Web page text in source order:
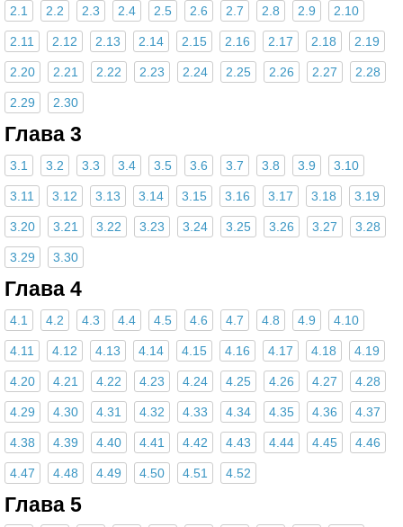
2.1 2.2 2.3 2.4 2.5 2.6 2.7 2.8 2.9 2.10
2.11 2.12 2.13 2.14 2.15 2.16 2.17 2.18 2.19
2.20 2.21 2.22 2.23 2.24 2.25 2.26 2.27 2.28
2.29 2.30
Глава 3
3.1 3.2 3.3 3.4 3.5 3.6 3.7 3.8 3.9 3.10
3.11 3.12 3.13 3.14 3.15 3.16 3.17 3.18 3.19
3.20 3.21 3.22 3.23 3.24 3.25 3.26 3.27 3.28
3.29 3.30
Глава 4
4.1 4.2 4.3 4.4 4.5 4.6 4.7 4.8 4.9 4.10
4.11 4.12 4.13 4.14 4.15 4.16 4.17 4.18 4.19
4.20 4.21 4.22 4.23 4.24 4.25 4.26 4.27 4.28
4.29 4.30 4.31 4.32 4.33 4.34 4.35 4.36 4.37
4.38 4.39 4.40 4.41 4.42 4.43 4.44 4.45 4.46
4.47 4.48 4.49 4.50 4.51 4.52
Глава 5